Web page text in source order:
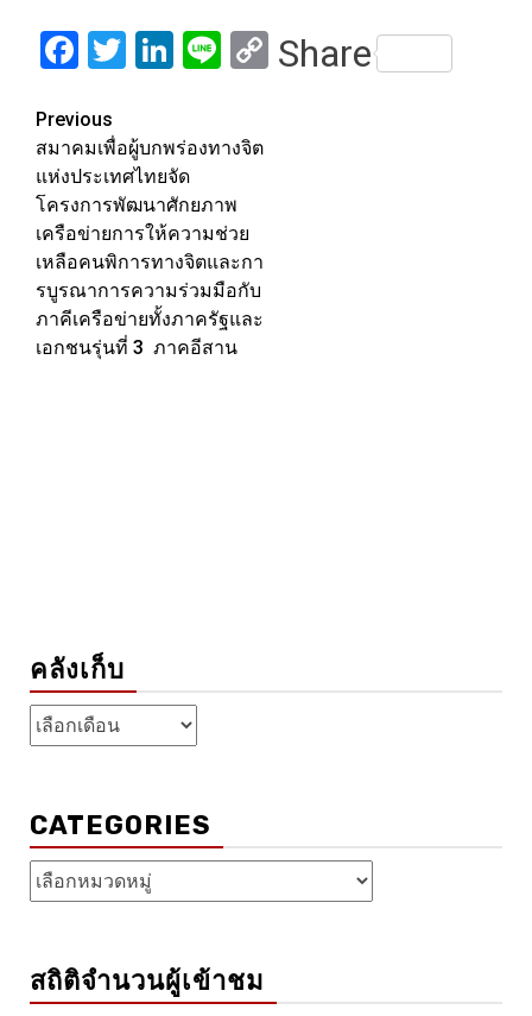
Facebook
Twitter
LinkedIn
LineCopy
Share
Post
navigation
Previous
สมาคมเพื่อผู้บกพร่องทางจิต
แห่งประเทศไทยจัด
โครงการพัฒนาศักยภาพ
เครือข่ายการให้ความช่วย
เหลือคนพิการทางจิตและกา
รบูรณาการความร่วมมือกับ
ภาคีเครือข่ายทั้งภาครัฐและ
เอกชนรุ่นที่ 3 ภาคอีสาน
คลังเก็บ
คลัง
เก็บ
CATEGORIES
Categories
สถิติจำนวนผู้เข้าชม